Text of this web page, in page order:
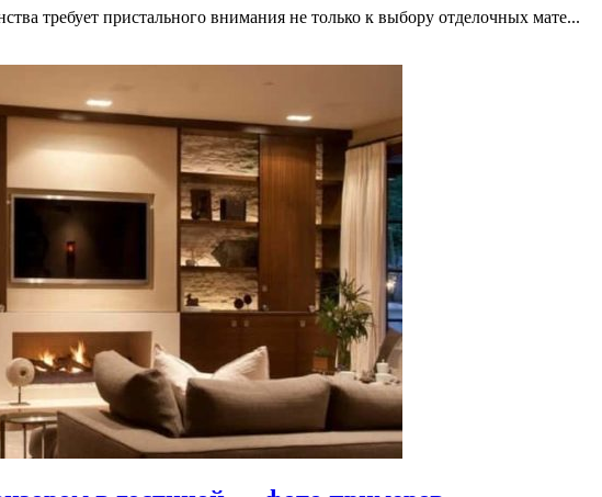
требует пристального внимания не только к выбору отделочных мате...